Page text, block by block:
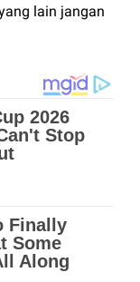
lain jangan